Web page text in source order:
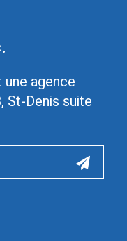
agence
St-Denis suite